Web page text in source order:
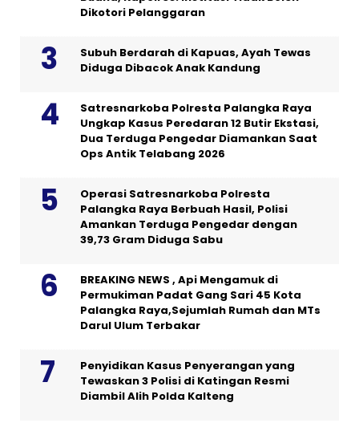
Dikotori Pelanggaran
Subuh Berdarah di Kapuas, Ayah Tewas
Diduga Dibacok Anak Kandung
Satresnarkoba Polresta Palangka Raya
Ungkap Kasus Peredaran 12 Butir Ekstasi,
Dua Terduga Pengedar Diamankan Saat
Ops Antik Telabang 2026
Operasi Satresnarkoba Polresta
Palangka Raya Berbuah Hasil, Polisi
Amankan Terduga Pengedar dengan
39,73 Gram Diduga Sabu
BREAKING NEWS , Api Mengamuk di
Permukiman Padat Gang Sari 45 Kota
Palangka Raya,Sejumlah Rumah dan MTs
Darul Ulum Terbakar
Penyidikan Kasus Penyerangan yang
Tewaskan 3 Polisi di Katingan Resmi
Diambil Alih Polda Kalteng